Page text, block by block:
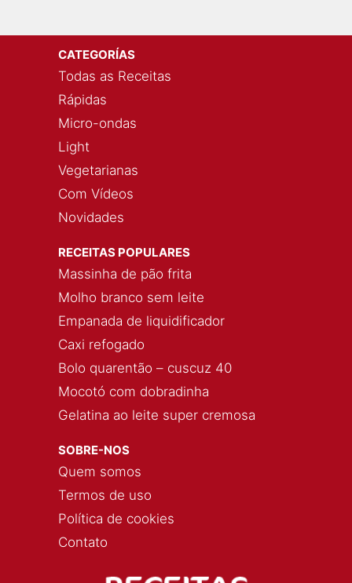
CATEGORÍAS
Todas as Receitas
Rápidas
Micro-ondas
Light
Vegetarianas
Com Vídeos
Novidades
RECEITAS POPULARES
Massinha de pão frita
Molho branco sem leite
Empanada de liquidificador
Caxi refogado
Bolo quarentão – cuscuz 40
Mocotó com dobradinha
Gelatina ao leite super cremosa
SOBRE-NOS
Quem somos
Termos de uso
Política de cookies
Contato